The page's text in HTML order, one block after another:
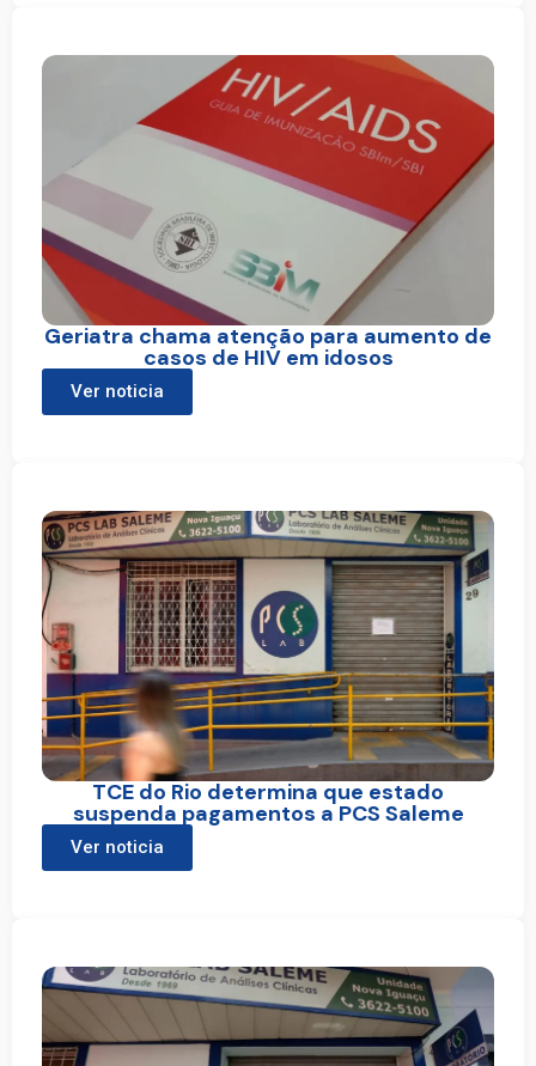
Geriatra chama atenção para aumento de
casos de HIV em idosos
Ver noticia
TCE do Rio determina que estado
suspenda pagamentos a PCS Saleme
Ver noticia